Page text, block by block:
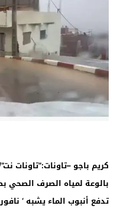
كريم باجو –تاونات:”تاونات
بالوعة لمياه الصرف
تدفع أنبوب الماء يشبه ‘